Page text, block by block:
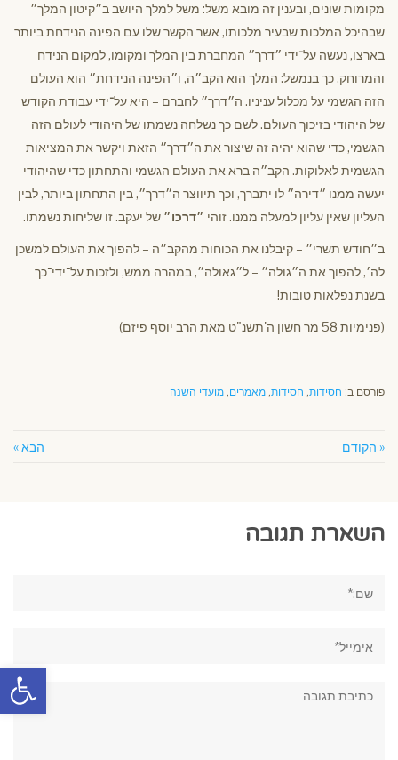
פתח
מקומות שונים, ובענין זה מובא משל: משל למלך היושב ב״קיטון המלך״
שבהיכל המלכות שבעיר מלכותו, אשר הקשר שלו עם הפינה הנידחת ביותר
בארצו, נעשה על־ידי ״דרך״ המחברת בין המלך ומקומו, למקום הנידח
והמרוחק. כך בנמשל: המלך הוא הקב״ה, ו״הפינה הנידחת״ הוא העולם
הזה הגשמי על מכלול עניניו. ה״דרך״ לחברם – היא על־ידי עבודת הקודש
של היהודי בזיכוך העולם. לשם כך נשלחה נשמתו של היהודי לעולם הזה
הגשמי, כדי שהוא יהיה זה שיצור את ה״דרך״ הזאת ויקשר את המציאות
הגשמית לאלוקות. הקב״ה ברא את העולם הגשמי והתחתון כדי שהיהודי
יעשה ממנו ״דירה״ לו יתברך, וכך תיווצר ה״דרך״, בין התחתון ביותר, לבין
העליון שאין עליון למעלה ממנו. זוהי ״דרכו״ של יעקב. זו שליחות נשמתו.
ב״חודש תשרי״ – קיבלנו את הכוחות מהקב״ה – להפוך את העולם למשכן
לה׳, להפוך את ה״גולה״ – ל״גאולה״, במהרה ממש, ולזכות על־ידי־כך
בשנת נפלאות טובות!
(פנימיות 58 מר חשון ה'תשנ"ט מאת הרב יוסף פיזם)
פורסם ב: חסידות, חסידות, מאמרים, מועדי השנה
« הקודם הבא »
השארת תגובה